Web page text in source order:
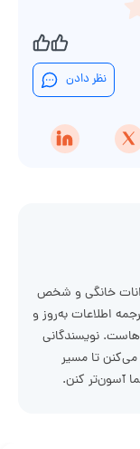
نظر دادن
خانگی و شخص
اطلاعات به‌روز و
نویسندگانی
تا مسیر
آسون‌تر کنن.